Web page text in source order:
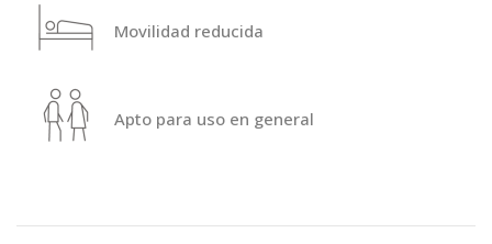
Movilidad reducida
Apto para uso en general